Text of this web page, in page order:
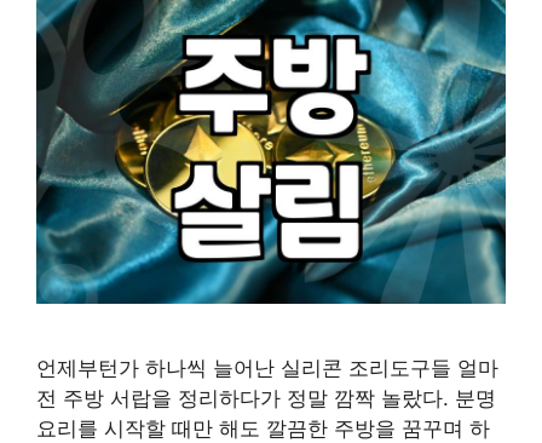
언제부턴가 하나씩 늘어난 실리콘 조리도구들 얼마
전 주방 서랍을 정리하다가 정말 깜짝 놀랐다. 분명
요리를 시작할 때만 해도 깔끔한 주방을 꿈꾸며 하